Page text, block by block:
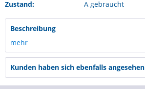
Zustand:
A gebraucht
Beschreibung
mehr
Kunden haben sich ebenfalls angesehen